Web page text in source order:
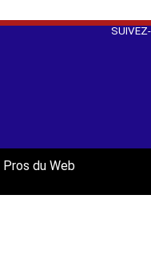
Pros du Web